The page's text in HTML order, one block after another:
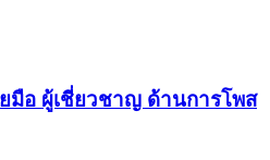
มือ ผู้เชี่ยวชาญ ด้านการโพส